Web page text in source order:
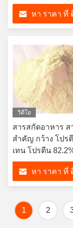
สุกร อาหารกลาง
หา ราคา ที่
วิดีโอ
สารสกัดอาหาร ส
สําคัญ กว้าง โปร
เทน โปรตีน
หา ราคา ที่
1 2